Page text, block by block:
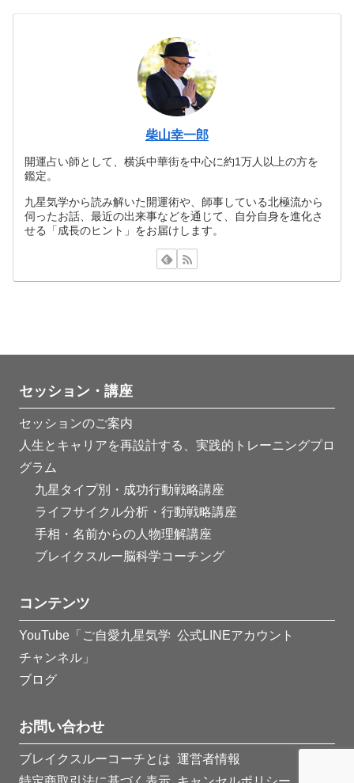
柴山幸一郎
開運占い師として、横浜中華街を中心に約1万人以上の方を
鑑定。
九星気学から読み解いた開運術や、師事している北極流から
伺ったお話、最近の出来事などを通じて、自分自身を進化さ
せる「成長のヒント」をお届けします。
セッション・講座
セッションのご案内
人生とキャリアを再設計する、実践的トレーニングプロ
グラム
九星タイプ別・成功行動戦略講座
ライフサイクル分析・行動戦略講座
手相・名前からの人物理解講座
ブレイクスルー脳科学コーチング
コンテンツ
YouTube「ご自愛九星気学
チャンネル」
公式LINEアカウント
ブログ
お問い合わせ
ブレイクスルーコーチとは 運営者情報